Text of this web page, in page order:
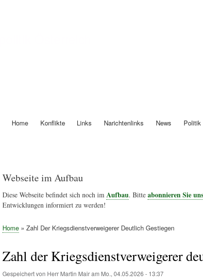
Home Konflikte Links Narichtenlinks News Politik
Webseite im Aufbau
Diese Webseite befindet sich noch im Aufbau. Bitte abonnieren Sie
Entwicklungen informiert zu werden!
Home Zahl Der Kriegsdienstverweigerer Deutlich Gestiegen
Zahl der Kriegsdienstverweigerer
Gespeichert von Herr Martin Mairam Mo., 04.05.2026 - 13:37